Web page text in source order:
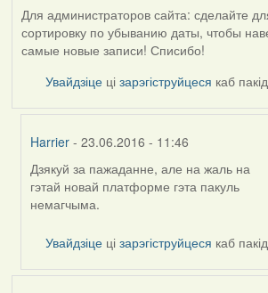
Для администраторов сайта: сделайте
сортировку по убыванию даты, чтобы
самые новые записи! Списибо!
Увайдзіце цізарэгіструйцеся каб
Harrier - 23.06.2016 - 11:46
In
reply
to
Bergal
(госць)
Дзякуй за пажаданне, але на жаль на
гэтай новай платформе гэта пакуль
немагчыма.
Увайдзіце цізарэгіструйцеся каб